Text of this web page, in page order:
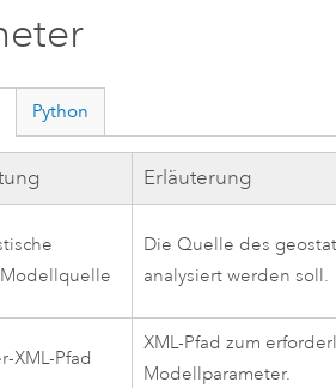
Python
Erläuterung
Die Quelle des
analysiert werden soll.
XML-Pfad
XML-Pfad zum
Modellparameter.